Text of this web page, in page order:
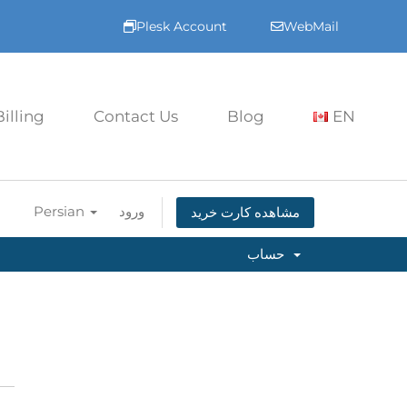
Plesk Account WebMail
Contact Us Blog EN
Persian ورود مشاهده کارت خرید